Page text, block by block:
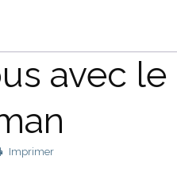
avec
Imprimer